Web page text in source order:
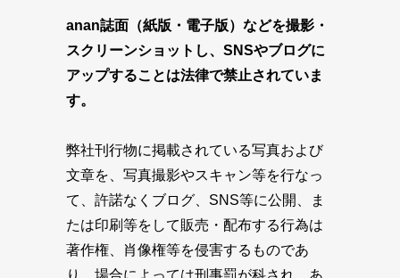
anan誌面（紙版・電子版）などを撮影・
スクリーンショットし、SNSやブログに
アップすることは法律で禁止されていま
す。
弊社刊行物に掲載されている写真および
文章を、写真撮影やスキャン等を行なっ
て、許諾なくブログ、SNS等に公開、ま
たは印刷等をして販売・配布する行為は
著作権、肖像権等を侵害するものであ
り、場合によっては刑事罰が科され、あ